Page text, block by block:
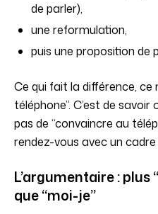
de parler),
une reformulation,
puis une proposition de
Ce qui fait la différence, ce
téléphone”. C’est de savoir
pas de “convaincre au
rendez-vous avec un cadre
L’argumentaire :
que “moi-je”